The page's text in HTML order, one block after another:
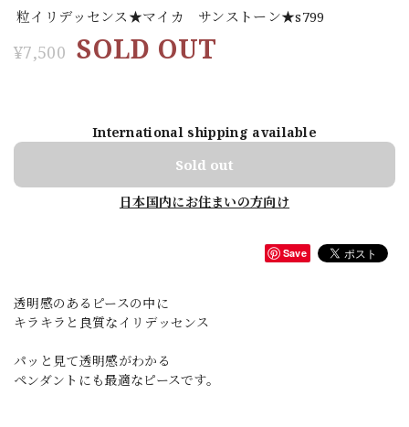
粒イリデッセンス★マイカ サンストーン★s799
¥7,500 SOLD OUT
International shipping available
Sold out
日本国内にお住まいの方向け
Save
透明感のあるピースの中に
キラキラと良質なイリデッセンス
パッと見て透明感がわかる
ペンダントにも最適なピースです。